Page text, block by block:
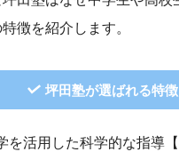
徴を紹介します。
坪田塾が選ばれる特徴
を活用した科学的な指導